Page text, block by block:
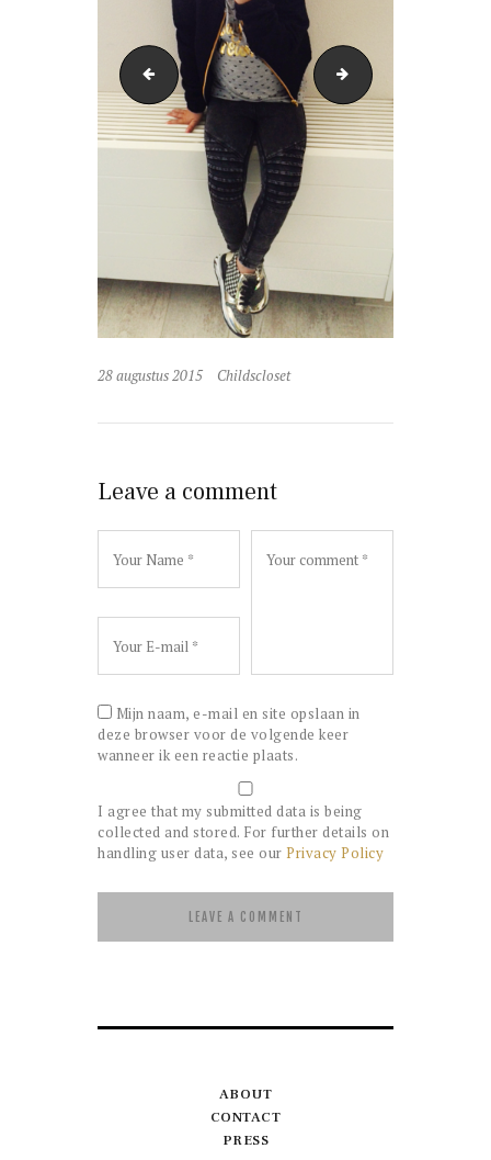
20150806_0132222 uni
28 augustus 2015 Childscloset
Leave a comment
Mijn naam, e-mail en site opslaan in
deze browser voor de volgende keer
wanneer ik een reactie plaats.
I agree that my submitted data is being
collected and stored. For further details on
handling user data, see our Privacy Policy
ABOUT
CONTACT
PRESS